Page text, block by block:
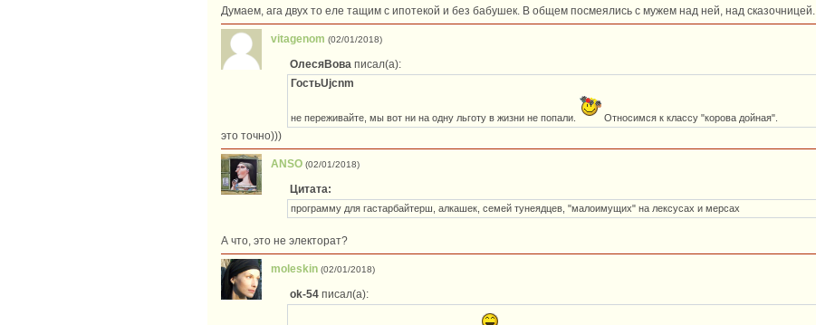
Думаем, ага двух то еле тащим с ипотекой и без бабушек. В общем посмеялись с мужем над ней, над сказочницей.
vitagenom (02/01/2018)
ОлесяВоваписал(а):
ГостьUjcnm
не переживайте, мы вот ни на одну льготу в жизни не попали. Относимся к классу "корова дойная".
это точно)))
ANSO (02/01/2018)
Цитата:
программу для гастарбайтерш, алкашек, семей тунеядцев, "малоимущих" на лексусах и мерсах
А что, это не электорат?
moleskin (02/01/2018)
ok-54писал(а):